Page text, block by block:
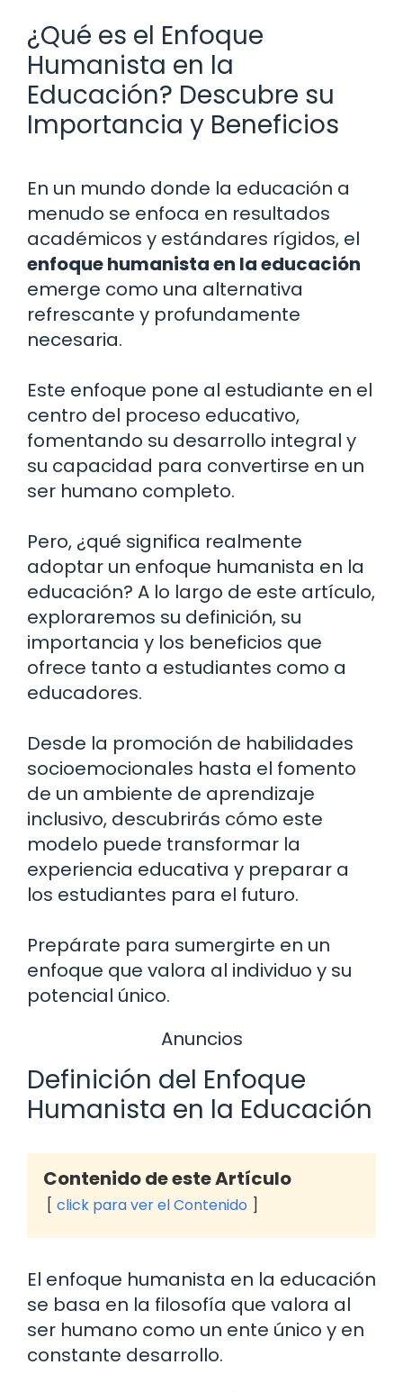
¿Qué es el Enfoque
Humanista en la
Educación? Descubre su
Importancia y Beneficios
En un mundo donde la educación a
menudo se enfoca en resultados
académicos y estándares rígidos, el
enfoque humanista en la educación
emerge como una alternativa
refrescante y profundamente
necesaria.
Este enfoque pone al estudiante en el
centro del proceso educativo,
fomentando su desarrollo integral y
su capacidad para convertirse en un
ser humano completo.
Pero, ¿qué significa realmente
adoptar un enfoque humanista en la
educación? A lo largo de este artículo,
exploraremos su definición, su
importancia y los beneficios que
ofrece tanto a estudiantes como a
educadores.
Desde la promoción de habilidades
socioemocionales hasta el fomento
de un ambiente de aprendizaje
inclusivo, descubrirás cómo este
modelo puede transformar la
experiencia educativa y preparar a
los estudiantes para el futuro.
Prepárate para sumergirte en un
enfoque que valora al individuo y su
potencial único.
Anuncios
Definición del Enfoque
Humanista en la Educación
Contenido de este Artículo
click para ver el Contenido
El enfoque humanista en la educación
se basa en la filosofía que valora al
ser humano como un ente único y en
constante desarrollo.